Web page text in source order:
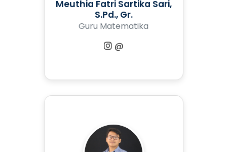
Meuthia Fatri Sartika Sari,
S.Pd., Gr.
Guru Matematika
@